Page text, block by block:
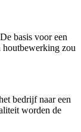
basis voor een
houtbewerking zou
bedrijf naar een
worden de